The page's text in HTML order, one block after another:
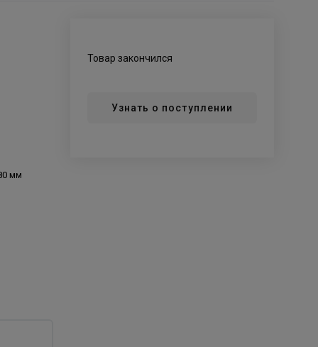
мм
Товар закончился
Узнать о поступлении